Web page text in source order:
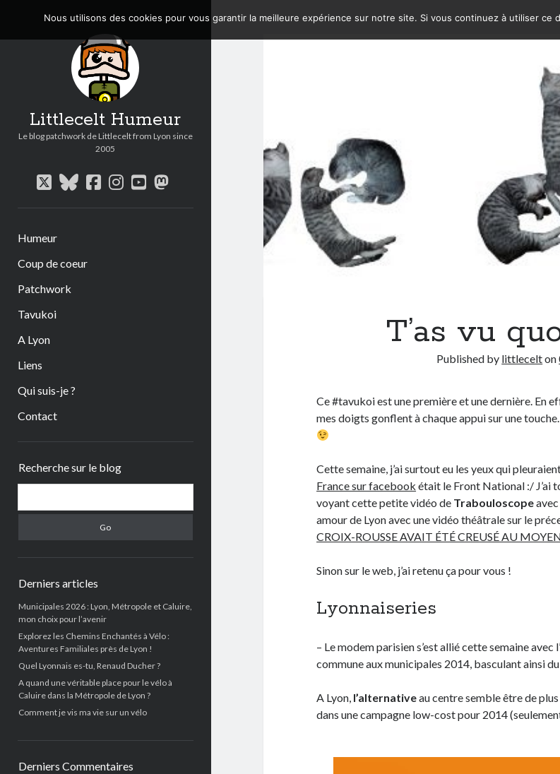
Littlecelt Humeur
Le blog patchwork de Littlecelt from Lyon since
2005
twitterbluesky
facebook
instagram
youtube
mastodon
Humeur
Coup de coeur
Patchwork
Tavukoi
A Lyon
Liens
Qui suis-je ?
Contact
Recherche sur le blog
Derniers articles
Municipales 2026 : Lyon, Métropole et Caluire,
mon choix pour l’avenir
Explorez les Chemins Enchantés à Vélo :
Aventures Familiales près de Lyon !
Quel Lyonnais es-tu, Renaud Ducher ?
A quand une véritable place pour le vélo à
Caluire dans la Métropole de Lyon ?
Comment je vis ma vie sur un vélo
Derniers Commentaires
T’as vu
Published by littlecelton
Ce #tavukoi est une première et une dernière. En
mes doigts gonflent à chaque appui sur une
Cette semaine, j’ai surtout eu les yeux qui
France sur facebook était le Front National :/ J’ai
voyant cette petite vidéo de Trabouloscopeavec
amour de Lyon avec une vidéo théâtrale sur le
CROIX-ROUSSE AVAIT ÉTÉ CREUSÉ AU
Sinon sur le web, j’ai retenu ça pour vous !
Lyonnaiseries
– Le modem parisien s’est allié cette semaine avec
commune aux municipales 2014, basculant ainsi
A Lyon, l’alternativeau centre semble être de plus
dans une campagne low-cost pour 2014
Nous utilisons des cookies pour vous garantir la meilleure expérience sur notre site. Si vous continuez à utiliser